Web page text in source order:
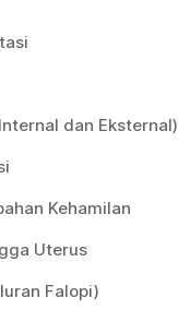
dan Eksternal)
Kehamilan
Uterus
Falopi)